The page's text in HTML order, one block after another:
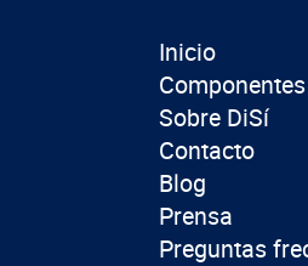
Inicio
Componentes
Sobre DiSí
Contacto
Blog
Prensa
Preguntas